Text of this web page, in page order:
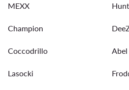
MEXX
Champion
Coccodrillo
Lasocki